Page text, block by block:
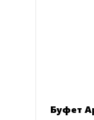
Буфет